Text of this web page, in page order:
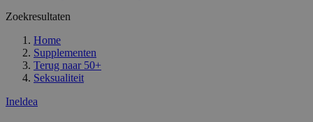
Zoekresultaten
Home
Supplementen
Terug naar 50+
Seksualiteit
Ineldea